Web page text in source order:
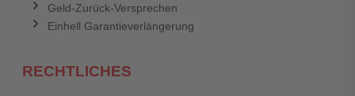
Geld-Zurück-Versprechen
Einhell Garantieverlängerung
RECHTLICHES